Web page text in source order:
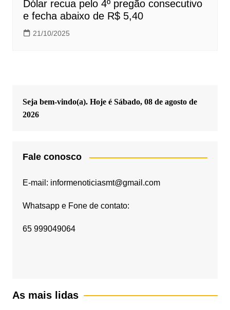
Dólar recua pelo 4º pregão consecutivo
e fecha abaixo de R$ 5,40
21/10/2025
Seja bem-vindo(a). Hoje é Sábado, 08 de agosto de
2026
Fale conosco
E-mail: informenoticiasmt@gmail.com
Whatsapp e Fone de contato:
65 999049064
As mais lidas